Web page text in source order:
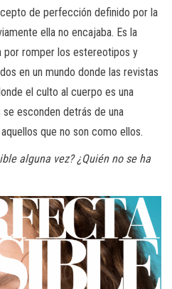
de perfección definido por la
ella no encajaba. Es la
por romper los estereotipos y
en un mundo donde las revistas
el culto al cuerpo es una
esconden detrás de una
que no son como ellos.
alguna vez? ¿Quién no se ha